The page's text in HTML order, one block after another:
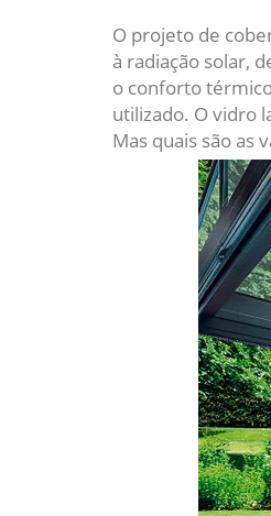
O projeto de
à radiação solar,
o conforto
utilizado. O vidro
Mas quais são as